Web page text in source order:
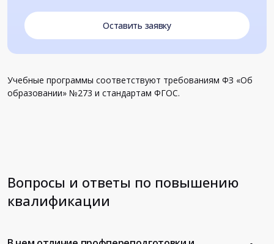
Оставить заявку
Учебные программы соответствуют требованиям ФЗ «Об
образовании» №273 и стандартам ФГОС.
Вопросы и ответы по повышению
квалификации